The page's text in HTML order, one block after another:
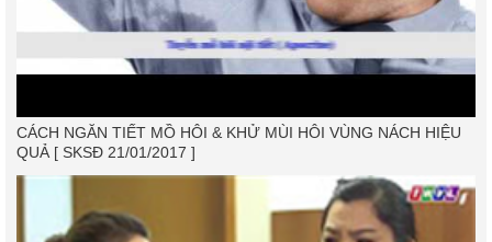
CÁCH NGĂN TIẾT MỒ HÔI & KHỬ MÙI HÔI VÙNG NÁCH HIỆU
QUẢ [ SKSĐ 21/01/2017 ]